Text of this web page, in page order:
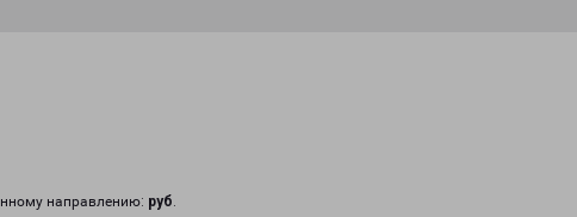
направлению: руб.